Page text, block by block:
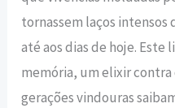
tornassem laços
até aos dias de hoje. Este
memória, um elixir
gerações vindouras